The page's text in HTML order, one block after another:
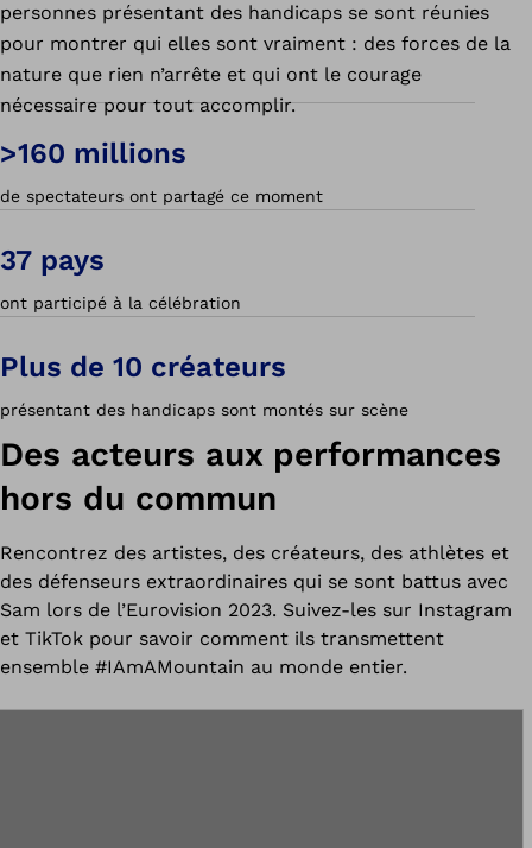
personnes présentant des handicaps se sont réunies
pour montrer qui elles sont vraiment : des forces de la
nature que rien n’arrête et qui ont le courage
nécessaire pour tout accomplir.
>160 millions
de spectateurs ont partagé ce moment
37 pays
ont participé à la célébration
Plus de 10 créateurs
présentant des handicaps sont montés sur scène
Des acteurs aux performances
hors du commun
Rencontrez des artistes, des créateurs, des athlètes et
des défenseurs extraordinaires qui se sont battus avec
Sam lors de l’Eurovision 2023. Suivez-les sur Instagram
et TikTok pour savoir comment ils transmettent
ensemble #IAmAMountain au monde entier.